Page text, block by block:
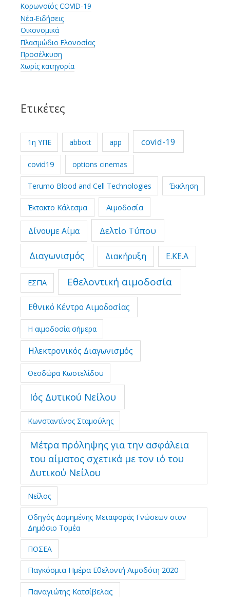
Κορωνοϊός COVID-19
Νέα-Ειδήσεις
Οικονομικά
Πλασμώδιο Ελονοσίας
Προσέλκυση
Χωρίς κατηγορία
Ετικέτες
1η ΥΠΕ abbott app covid-19
covid19 options cinemas
Terumo Blood and Cell Technologies Έκκληση
Έκτακτο Κάλεσμα Αιμοδοσία
Δίνουμε Αίμα Δελτίο Τύπου
Διαγωνισμός Διακήρυξη Ε.ΚΕ.Α
ΕΣΠΑ Εθελοντική αιμοδοσία
Εθνικό Κέντρο Αιμοδοσίας
Η αιμοδοσία σήμερα
Ηλεκτρονικός Διαγωνισμός
Θεοδώρα Κωστελίδου
Ιός Δυτικού Νείλου
Κωνσταντίνος Σταμούλης
Μέτρα πρόληψης για την ασφάλεια
του αίματος σχετικά με τον ιό του
Δυτικού Νείλου
Νείλος
Οδηγός Δομημένης Μεταφοράς Γνώσεων στον
Δημόσιο Τομέα
ΠΟΣΕΑ
Παγκόσμια Ημέρα Εθελοντή Αιμοδότη 2020
Παναγιώτης Κατσίβελας